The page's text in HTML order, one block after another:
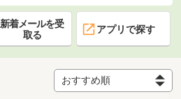
新着メールを受
取る
アプリで探す